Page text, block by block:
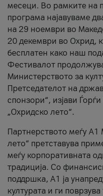
месеци. Во рамките на
програма најавуваме
на 29 ноември во
20 декември во Охрид,
бесплатен како наш
Фестивалот
Министерството за
Претседателот на
спонзори“, изјави
„Охридско лето“.
Партнерството меѓу A1
лето“ претставува
меѓу корпоративната
традиција. Со
поддршка, A1 ја
културата и ги